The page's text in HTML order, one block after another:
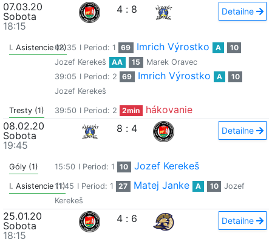
07.03.20
Sobota
18:15
4 : 8 Detailne
I. Asistencie (2)08:35 I Period: 1 69 Imrich Výrostko A
10
Jozef Kerekeš
AA 15
Marek Oravec
39:05 I Period: 2 69 Imrich Výrostko A
10
Jozef Kerekeš
Tresty (1) 39:50 I Period: 2 2min
hákovanie
08.02.20
Sobota
19:45
8 : 4 Detailne
Góly (1) 15:50 I Period: 1 10 Jozef Kerekeš
I. Asistencie (1)
11:45 I Period: 1 27 Matej Janke A 10
Jozef
Kerekeš
25.01.20
Sobota
18:15
4 : 6 Detailne